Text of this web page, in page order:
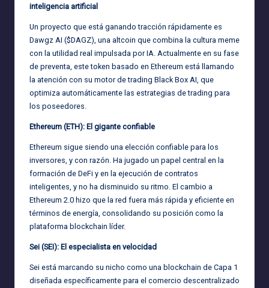
inteligencia artificial
Un proyecto que está ganando tracción rápidamente es
Dawgz AI ($DAGZ), una altcoin que combina la cultura meme
con la utilidad real impulsada por IA. Actualmente en su fase
de preventa, este token basado en Ethereum está llamando
la atención con su motor de trading Black Box AI, que
optimiza automáticamente las estrategias de trading para
los poseedores.
Ethereum (ETH): El gigante confiable
Ethereum sigue siendo una elección confiable para los
inversores, y con razón. Ha jugado un papel central en la
formación de DeFi y en la ejecución de contratos
inteligentes, y no ha disminuido su ritmo. El cambio a
Ethereum 2.0 hizo que la red fuera más rápida y eficiente en
términos de energía, consolidando su posición como la
plataforma blockchain líder.
Sei (SEI): El especialista en velocidad
Sei está marcando su nicho como una blockchain de Capa 1
diseñada específicamente para el comercio descentralizado